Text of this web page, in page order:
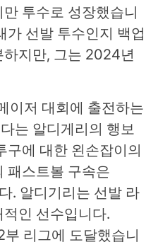
투수로 성장했습니
가 선발 투수인지 백업
지만, 그는 2024년
이저 대회에 출전하는
는 알디게리의 행보
구에 대한 왼손잡이의
패스트볼 구속은
. 알디기리는 선발 라
인 선수입니다.
리그에 도달했습니